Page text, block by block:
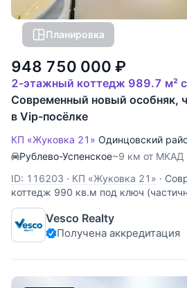
Планировка
948 750 000 ₽
2-этажный коттедж 989.7 м²
Современный новый особняк,
в Vip-посёлке
КП «Жуковка 21» Одинцовский
Рублево-Успенское~9 км от МКАД
ID: 116203 · КП «Жуковка 21» ·
коттедж 990 кв.м под ключ
50 соток в строго-охраняемом
санузлами и гардеробными.
дизайн-проекту. Все детали
Vesco Realty
Получена аккредитация